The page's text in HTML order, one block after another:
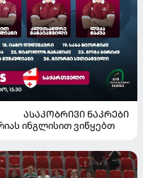
ᲐᲡᲐᲙᲝᲑᲠᲘᲕᲘ ᲜᲐᲙᲠᲔᲑᲘ
ინგლისით ვიწყებთ